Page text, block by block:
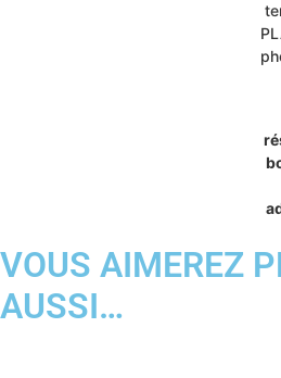
VOUS AIMEREZ
AUSSI…